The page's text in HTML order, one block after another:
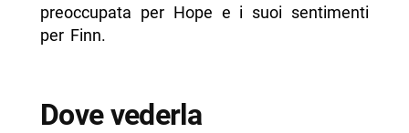
preoccupata per Hope e i suoi sentimenti
per Finn.
Dove vederla